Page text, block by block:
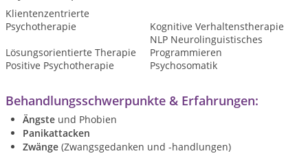
Klientenzentrierte
Psychotherapie
Kognitive Verhaltenstherapie
Lösungsorientierte Therapie
NLP Neurolinguistisches
Programmieren
Positive Psychotherapie
Psychosomatik
Behandlungsschwerpunkte & Erfahrungen:
Ängste und Phobien
Panikattacken
Zwänge (Zwangsgedanken und -handlungen)